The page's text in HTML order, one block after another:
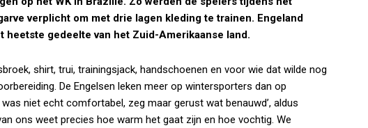
verplicht om met drie lagen kleding te trainen. Engeland
heetste gedeelte van het Zuid-Amerikaanse land.
shirt, trui, trainingsjack, handschoenen en voor wie dat wilde nog
De Engelsen leken meer op wintersporters dan op
niet echt comfortabel, zeg maar gerust wat benauwd’, aldus
ons weet precies hoe warm het gaat zijn en hoe vochtig. We